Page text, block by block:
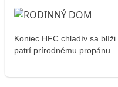
Koniec HFC chladív sa
patrí prírodnému propánu